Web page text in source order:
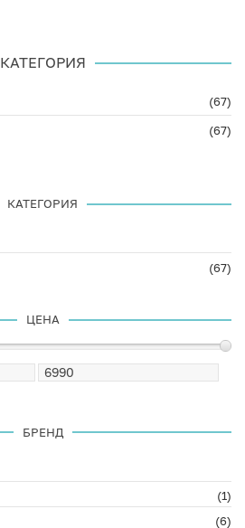
КАТЕГОРИЯ
(67)
(67)
КАТЕГОРИЯ
(67)
ЦЕНА
БРЕНД
(1)
(6)